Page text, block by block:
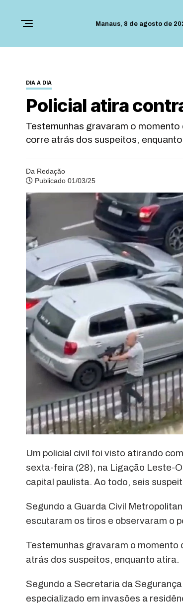
Manaus, 8 de agosto de
DIA A DIA
Policial atira
Testemunhas gravaram o
corre atrás dos suspeitos,
Da Redação
Publicado 01/03/25
Um policial civil foi visto atirando
sexta-feira (28), na Ligação Leste-
capital paulista. Ao todo, seis
Segundo a Guarda Civil
escutaram os tiros e observaram o
Testemunhas gravaram o momento
atrás dos suspeitos, enquanto atira.
Segundo a Secretaria da
especializado em invasões a